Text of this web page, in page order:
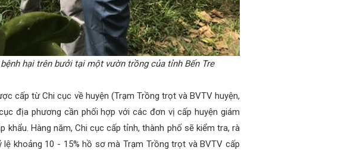
hại trên bưởi tại một vườn trồng của tỉnh Bến Tre
cấp từ Chi cục về huyện (Trạm Trồng trọt và BVTV huyện,
địa phương cần phối hợp với các đơn vị cấp huyện giám
Hàng năm, Chi cục cấp tỉnh, thành phố sẽ kiểm tra, rà
khoảng 10 - 15% hồ sơ mà Trạm Trồng trọt và BVTV cấp